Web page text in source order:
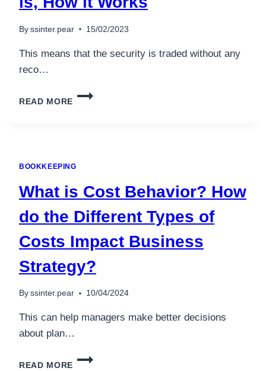
อุปกรณ์เพื่อความบันเทิง
อุปกรณ์เพื่อความบันเทิง
ลำโพง
โทรทัศน์
สินค้าตามแบรนด์
EXAMPLES
By ssinter.pear 15/02/2023
This means that the security is traded without any
reco…
READ MORE
BEARER
IT
BOOKKEEPING
What is Cost Behavior? How
do the Different Types of
Costs Impact Business
Strategy?
By ssinter.pear 10/04/2024
This can help managers make better decisions
about plan…
READ MORE
WHAT